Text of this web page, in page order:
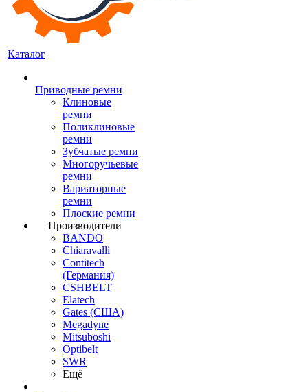
Каталог
Приводные ремни
Клиновые
ремни
Поликлиновые
ремни
Зубчатые ремни
Многоручьевые
ремни
Вариаторные
ремни
Плоские ремни
Производители
BANDO
Chiaravalli
Contitech
(Германия)
CSHBELT
Elatech
Gates (США)
Megadyne
Mitsuboshi
Optibelt
SWR
Ещё